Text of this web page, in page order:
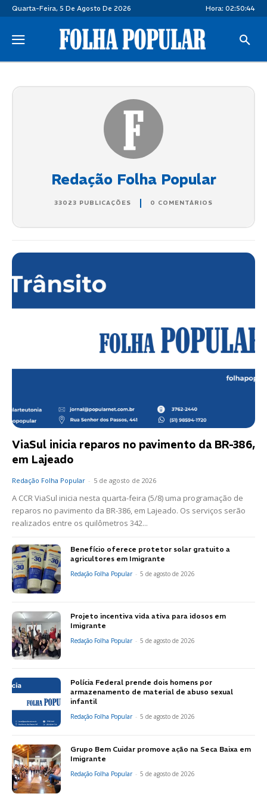
Quarta-Feira, 5 De Agosto De 2026 Hora: 02:50:45
Redação Folha Popular
33023 PUBLICAÇÕES 0 COMENTÁRIOS
ViaSul inicia reparos no pavimento da BR-386,
em Lajeado
Redação Folha Popular - 5 de agosto de 2026
A CCR ViaSul inicia nesta quarta-feira (5/8) uma programação de
reparos no pavimento da BR-386, em Lajeado. Os serviços serão
realizados entre os quilômetros 342...
Benefício oferece protetor solar gratuito a
agricultores em Imigrante
Redação Folha Popular - 5 de agosto de 2026
Projeto incentiva vida ativa para idosos em
Imigrante
Redação Folha Popular - 5 de agosto de 2026
Polícia Federal prende dois homens por
armazenamento de material de abuso sexual
infantil
Redação Folha Popular - 5 de agosto de 2026
Grupo Bem Cuidar promove ação na Seca Baixa em
Imigrante
Redação Folha Popular - 5 de agosto de 2026